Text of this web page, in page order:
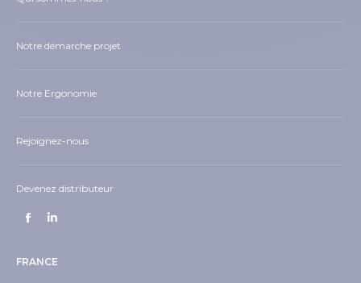
Notre démarche projet
Notre Ergonomie
Rejoignez-nous
Devenez distributeur
Trouvez nous sur :
opensopens
FRANCE